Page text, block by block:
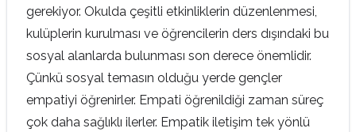
gerekiyor. Okulda çeşitli etkinliklerin düzenlenmesi,
kulüplerin kurulması ve öğrencilerin ders dışındaki bu
sosyal alanlarda bulunması son derece önemlidir.
Çünkü sosyal temasın olduğu yerde gençler
empatiyi öğrenirler. Empati öğrenildiği zaman süreç
çok daha sağlıklı ilerler. Empatik iletişim tek yönlü